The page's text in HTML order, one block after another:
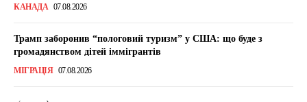
КАНАДА 07.08.2026
Трамп заборонив “пологовий туризм” у США: що буде з
громадянством дітей іммігрантів
МІГРАЦІЯ 07.08.2026